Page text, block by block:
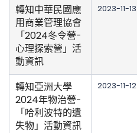
轉知中華民國應
用商業管理協會
「2024冬令營-
心理探索營」活
動資訊
2023-11-13
轉知亞洲大學
2024年物治營-
「哈利波特的遺
失物」活動資訊
2023-11-12